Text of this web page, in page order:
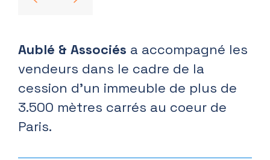
Aublé & Associés a accompagné les
vendeurs dans le cadre de la
cession d’un immeuble de plus de
3.500 mètres carrés au coeur de
Paris.